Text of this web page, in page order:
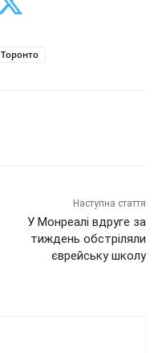
Торонто
Наступна стаття
У Монреалі вдруге за
тиждень обстріляли
єврейську школу